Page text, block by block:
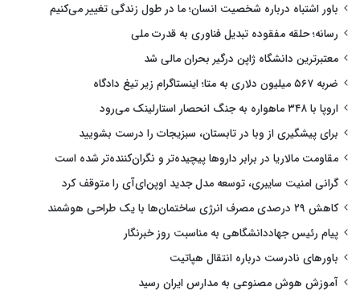
باور اشتباه درباره شخصیت انسان؛ ما در طول زندگی تغییر می‌کنیم
رسانه؛ حلقه مفقوده تبدیل فناوری به قدرت ملی
معتبرترین دانشگاه ژاپن درگیر بحران مالی شد
ضربه ۵۶۷ میلیون دلاری به متا؛ اینستاگرام زیر تیغ دادگاه
اروپا با ۳۴۸ ماهواره به جنگ انحصار استارلینک می‌رود
برای پیشگیری از وبا در تابستان، سبزیجات را درست بشویید
مقاومت مالاریا در برابر داروها پیچیده‌تر و نگران‌کننده‌تر شده است
گرانی امنیت سایبری، توسعه مدل جدید اوپن‌ای‌آی را متوقف کرد
کاهش ۲۹ درصدی مصرف انرژی ساختمان‌ها با یک طراحی هوشمند
پیام رئیس جهاددانشگاهی به مناسبت روز خبرنگار
باورهای نادرست درباره انتقال هپاتیت
آموزش هوش مصنوعی به مدارس ایران رسید